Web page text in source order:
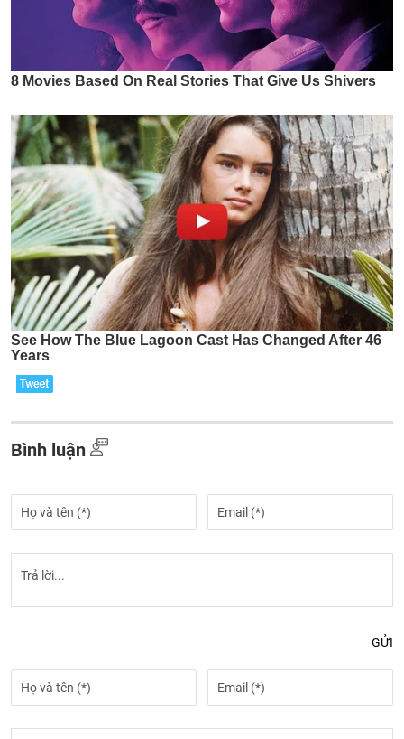
Bình luận
GỬI